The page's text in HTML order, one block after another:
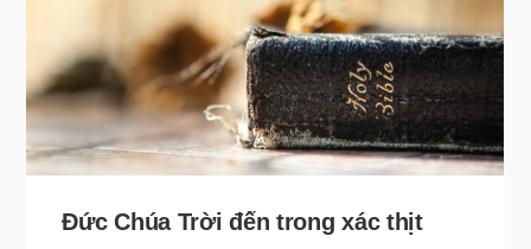
Đức Chúa Trời đến trong xác thịt